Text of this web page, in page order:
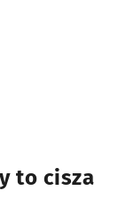
to cisza